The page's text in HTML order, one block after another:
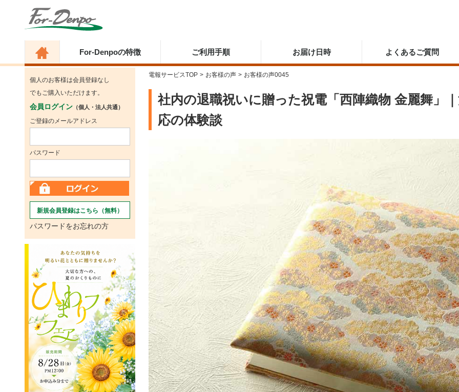
For-Denpoの特徴 ご利用手順 お届け日時 よくあるご質問
個人のお客様は会員登録なし
でもご購入いただけます。
会員ログイン （個人・法人共通）
ご登録のメールアドレス
パスワード
新規会員登録はこちら（無料）
パスワードをお忘れの方
電報サービスTOP > お客様の声 > お客様の声0045
社内の退職祝いに贈った祝電「西陣織物 金麗舞」
応の体験談